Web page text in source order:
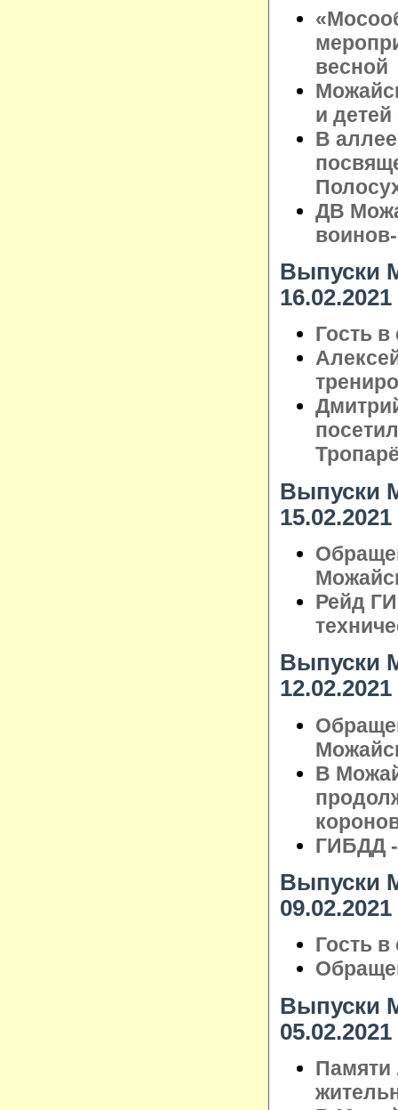
весной
и
В
ДВ
Выпуски
16.02.2021
Гость
Выпуски
15.02.2021
Рейд
Выпуски
12.02.2021
В
ГИБДД
Выпуски
09.02.2021
Гость
Выпуски
05.02.2021
Памяти